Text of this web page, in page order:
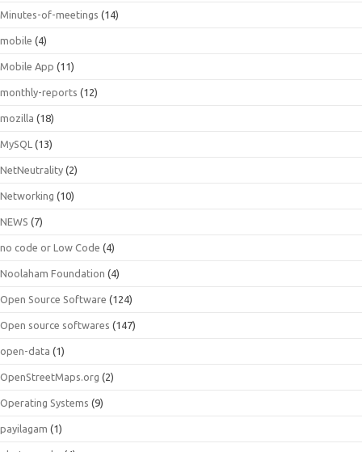
Minutes-of-meetings (14)
mobile (4)
Mobile App (11)
monthly-reports (12)
mozilla (18)
MySQL (13)
NetNeutrality (2)
Networking (10)
NEWS (7)
no code or Low Code (4)
Noolaham Foundation (4)
Open Source Software (124)
Open source softwares (147)
open-data (1)
OpenStreetMaps.org (2)
Operating Systems (9)
payilagam (1)